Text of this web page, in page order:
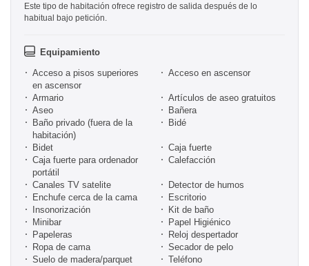
Este tipo de habitación ofrece registro de salida después de lo
habitual bajo petición.
Equipamiento
Acceso a pisos superiores
en ascensor
Acceso en ascensor
Armario
Artículos de aseo gratuitos
Aseo
Bañera
Baño privado (fuera de la
habitación)
Bidé
Bidet
Caja fuerte
Caja fuerte para ordenador
portátil
Calefacción
Canales TV satelite
Detector de humos
Enchufe cerca de la cama
Escritorio
Insonorización
Kit de baño
Minibar
Papel Higiénico
Papeleras
Reloj despertador
Ropa de cama
Secador de pelo
Suelo de madera/parquet
Teléfono